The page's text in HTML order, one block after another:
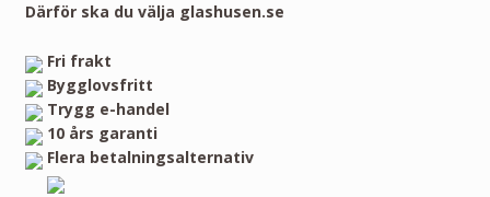
Därför ska du välja glashusen.se
Fri frakt
Bygglovsfritt
Trygg e-handel
10 års garanti
Flera betalningsalternativ